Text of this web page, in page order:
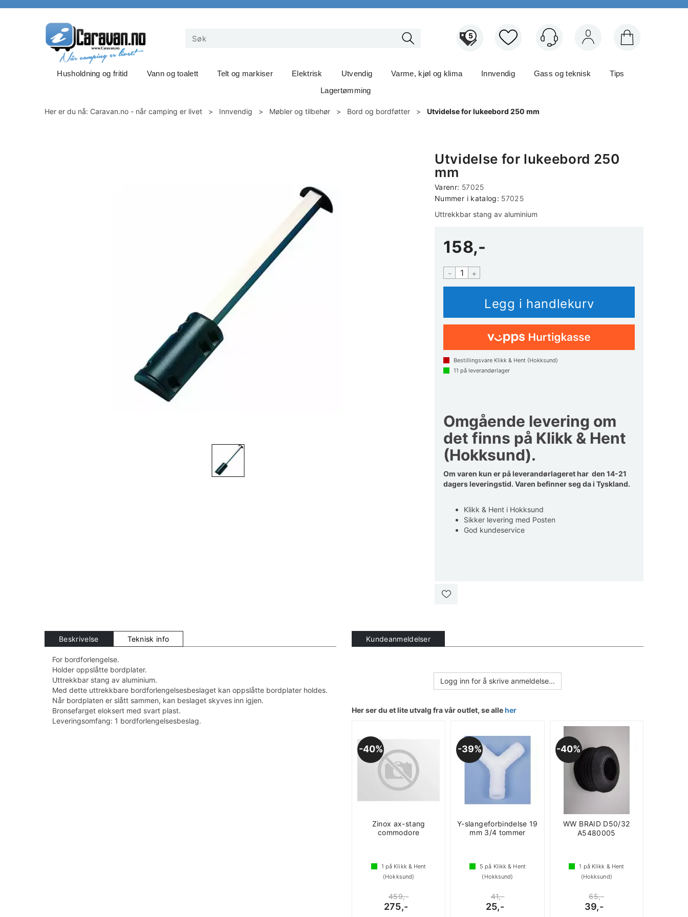
5
Husholdning og fritid Vann og toalett Telt og markiser Elektrisk Utvendig Varme, kjøl og klima Innvendig Gass og teknisk
Tips
Lagertømming
Her er du nå: Caravan.no - når camping er livet > Innvendig > Møbler og tilbehør > Bord og bordføtter > Utvidelse for lukeebord 250 mm
Utvidelse for lukeebord 250
mm
Varenr: 57025
Nummer i katalog: 57025
Uttrekkbar stang av aluminium
158,-
- +
Bestillingsvare Klikk & Hent (Hokksund)
11 på leverandørlager
Omgående levering om
det finns på Klikk & Hent
(Hokksund).
Om varen kun er på leverandørlageret har den 14-21
dagers leveringstid. Varen befinner seg da i Tyskland.
Klikk & Hent i Hokksund
Sikker levering med Posten
God kundeservice
Beskrivelse Teknisk info
For bordforlengelse.
Holder oppslåtte bordplater.
Uttrekkbar stang av aluminium.
Med dette uttrekkbare bordforlengelsesbeslaget kan oppslåtte bordplater holdes.
Når bordplaten er slått sammen, kan beslaget skyves inn igjen.
Bronsefarget eloksert med svart plast.
Leveringsomfang: 1 bordforlengelsesbeslag.
Kundeanmeldelser
Logg inn for å skrive anmeldelse...
Her ser du et lite utvalg fra vår outlet, se alleher
40%
Zinox ax-stang
commodore
1 på Klikk & Hent
(Hokksund)
459,-
275,-
39%
Y-slangeforbindelse 19
mm 3/4 tommer
5 på Klikk & Hent
(Hokksund)
41,-
25,-
40%
WW BRAID D50/32
A5480005
1 på Klikk & Hent
(Hokksund)
65,-
39,-